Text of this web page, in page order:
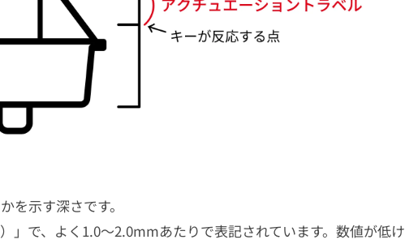
を示す深さです。
」で、よく1.0〜2.0mmあたりで表記されています。数値が低け